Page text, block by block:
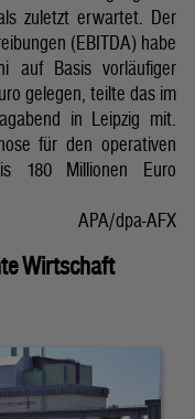
zuletzt erwartet. Der
(EBITDA) habe
auf Basis vorläufiger
gelegen, teilte das im
in Leipzig mit.
für den operativen
180 Millionen Euro
APA/dpa-AFX
Wirtschaft